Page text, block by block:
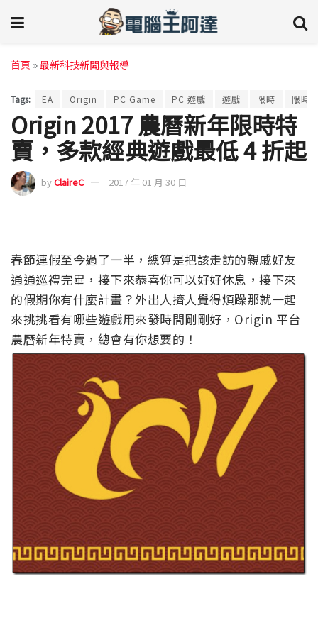
首頁 »最新科技新聞與報導
Tags: EA Origin PC Game PC 遊戲 遊戲 限時 限時
Origin 2017 農曆新年限時特
賣，多款經典遊戲最低 4 折起
byClaireC 2017 年 01 月 30 日
春節連假至今過了一半，總算是把該走訪的親戚好友
通通巡禮完畢，接下來恭喜你可以好好休息，接下來
的假期你有什麼計畫？外出人擠人覺得煩躁那就一起
來挑挑看有哪些遊戲用來發時間剛剛好，Origin 平台
農曆新年特賣，總會有你想要的！